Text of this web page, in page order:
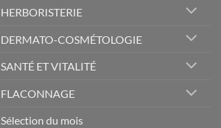
HERBORISTERIE
DERMATO-COSMÉTOLOGIE
SANTÉ ET VITALITÉ
FLACONNAGE
Sélection du mois